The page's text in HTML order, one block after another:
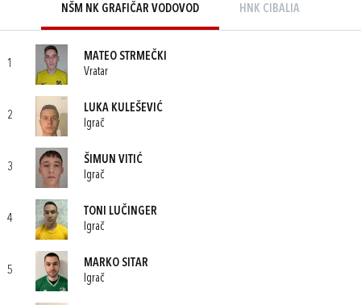
NŠM NK GRAFIČAR VODOVOD HNK CIBALIA
1
MATEO STRMEČKI
Vratar
2
LUKA KULEŠEVIĆ
Igrač
3
ŠIMUN VITIĆ
Igrač
4
TONI LUČINGER
Igrač
5
MARKO SITAR
Igrač